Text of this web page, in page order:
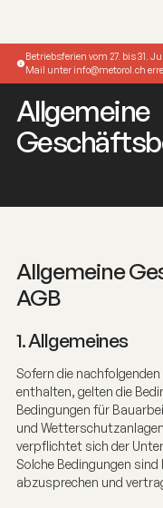
Betriebsferien vom 27. bis 31.
Mail unter info@metorol.ch
Allgemeine
Allgemeine
AGB
1. Allgemeines
Sofern die
enthalten, gelten die
Bedingungen für
und
verpflichtet sich der
Solche Bedingungen
abzusprechen und